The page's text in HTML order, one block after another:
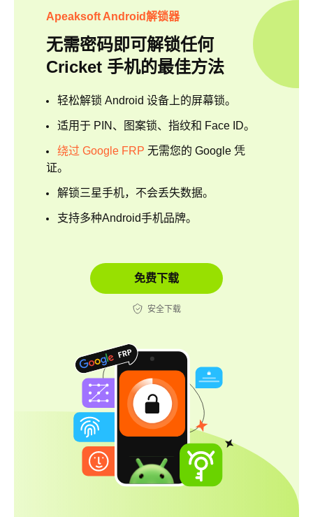
Apeaksoft Android解锁器
无需密码即可解锁任何
Cricket 手机的最佳方法
轻松解锁 Android 设备上的屏幕锁。
适用于 PIN、图案锁、指纹和 Face ID。
绕过 Google FRP 无需您的 Google 凭
证。
解锁三星手机，不会丢失数据。
支持多种Android手机品牌。
免费下载
安全下载